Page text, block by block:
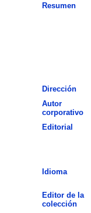
Resumen
Dirección
Autor
corporativo
Editorial
Idioma
Editor de la
colección